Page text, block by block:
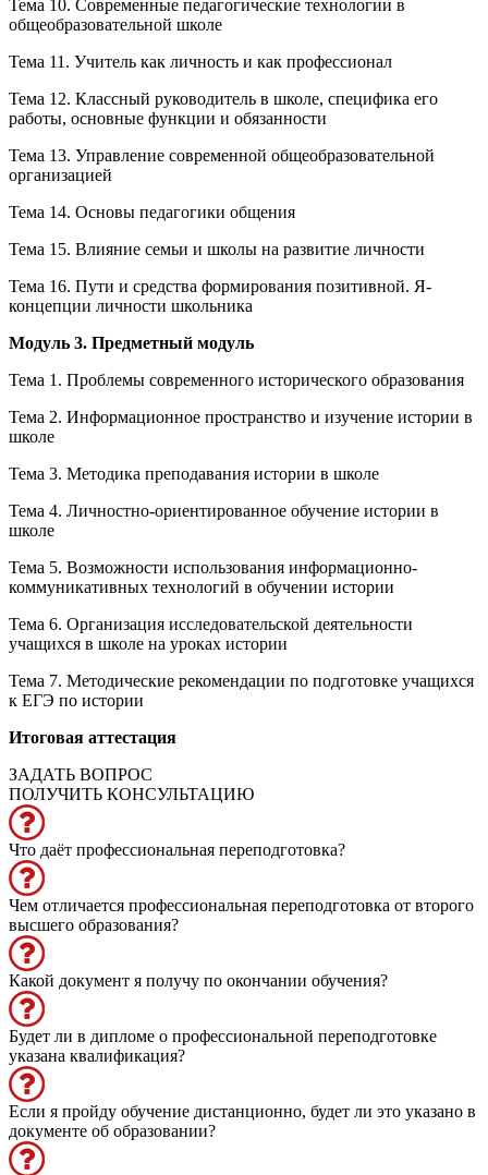
Тема 10. Современные педагогические технологии в
общеобразовательной школе
Тема 11. Учитель как личность и как профессионал
Тема 12. Классный руководитель в школе, специфика его
работы, основные функции и обязанности
Тема 13. Управление современной общеобразовательной
организацией
Тема 14. Основы педагогики общения
Тема 15. Влияние семьи и школы на развитие личности
Тема 16. Пути и средства формирования позитивной. Я-
концепции личности школьника
Модуль 3. Предметный модуль
Тема 1. Проблемы современного исторического образования
Тема 2. Информационное пространство и изучение истории в
школе
Тема 3. Методика преподавания истории в школе
Тема 4. Личностно-ориентированное обучение истории в
школе
Тема 5. Возможности использования информационно-
коммуникативных технологий в обучении истории
Тема 6. Организация исследовательской деятельности
учащихся в школе на уроках истории
Тема 7. Методические рекомендации по подготовке учащихся
к ЕГЭ по истории
Итоговая аттестация
ЗАДАТЬ ВОПРОС
ПОЛУЧИТЬ КОНСУЛЬТАЦИЮ
Что даёт профессиональная переподготовка?
Чем отличается профессиональная переподготовка от второго
высшего образования?
Какой документ я получу по окончании обучения?
Будет ли в дипломе о профессиональной переподготовке
указана квалификация?
Если я пройду обучение дистанционно, будет ли это указано в
документе об образовании?